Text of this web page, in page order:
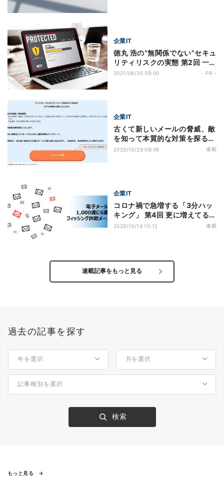
企業IT
徳丸 浩の“無関係でない”セキュ
リティリスクの実態 第2回 一人
ひとりの行動が会社を守る！知
2021/06/30 09:00 - PR -
企業IT
古くて新しいメールの脅威、敵
を知って本質的な対策を探る
第2回 コロナ禍、テレワーク拡
2020/10/29 09:09 連載
企業IT
コロナ禍で急増する「3分ハッ
キング」 第4回 更に増えてるビ
ジネスメール詐欺（BEC）
2020/10/14 10:12 連載
連載記事をもっと見る
過去の記事を探す
もっと見る